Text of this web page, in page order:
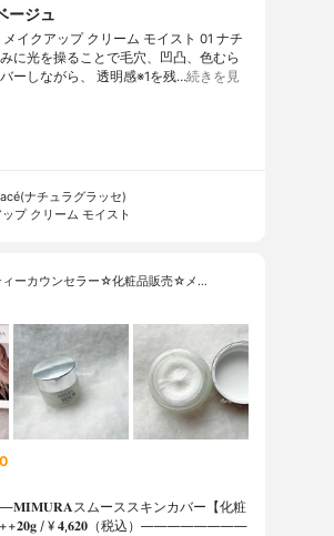
ージュ
イクアップ クリーム モイスト 01 ナチ
に光を操ることで毛穴、凹凸、色むら
ーしながら、 透明感※1を残…続きを見
ナチュラグラッセ)
プ クリーム モイスト
ィーカウンセラー☆化粧品販売☆メ…
スムーススキンカバー【化粧
/ ¥ 𝟒,𝟔𝟐𝟎（税込）⁡————————